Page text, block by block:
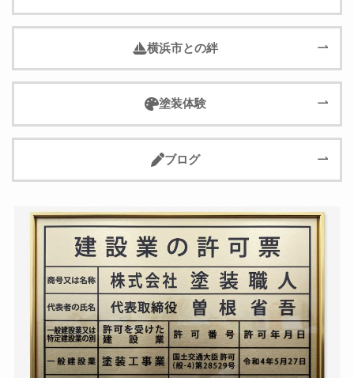
横浜市との絆
塗装体験
ブログ